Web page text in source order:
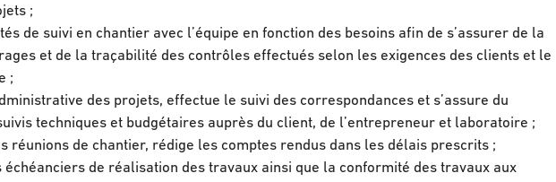
;
de suivi en chantier avec l’équipe en fonction des besoins afin de s’assurer de la
et de la traçabilité des contrôles effectués selon les exigences des clients et le
;
des projets, effectue le suivi des correspondances et s’assure du
techniques et budgétaires auprès du client, de l’entrepreneur et laboratoire ;
réunions de chantier, rédige les comptes rendus dans les délais prescrits ;
échéanciers de réalisation des travaux ainsi que la conformité des travaux aux